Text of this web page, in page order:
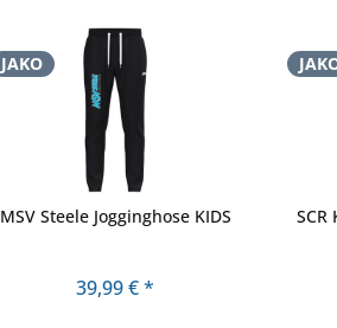
JAKO
MSV Steele Jogginghose KIDS
39,99 € *
SCR